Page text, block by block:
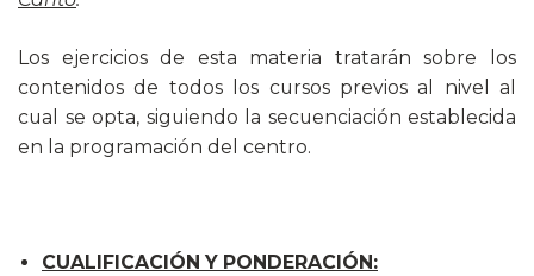
Los ejercicios de esta materia tratarán sobre los
contenidos de todos los cursos previos al nivel al
cual se opta, siguiendo la secuenciación establecida
en la programación del centro.
CUALIFICACIÓN Y PONDERACIÓN: